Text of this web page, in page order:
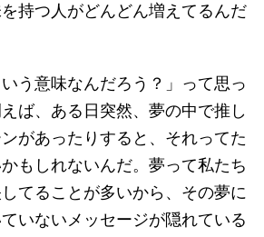
持つ人がどんどん増えてるんだ
いう意味なんだろう？」って思っ
ば、ある日突然、夢の中で推し
があったりすると、それってた
もしれないんだ。夢って私たち
てることが多いから、その夢に
いないメッセージが隠れている